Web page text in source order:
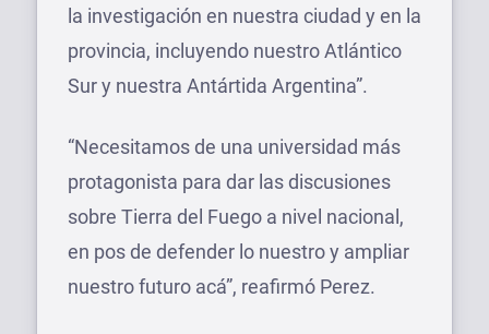
la investigación en nuestra ciudad y en la
provincia, incluyendo nuestro Atlántico
Sur y nuestra Antártida Argentina”.
“Necesitamos de una universidad más
protagonista para dar las discusiones
sobre Tierra del Fuego a nivel nacional,
en pos de defender lo nuestro y ampliar
nuestro futuro acá”, reafirmó Perez.